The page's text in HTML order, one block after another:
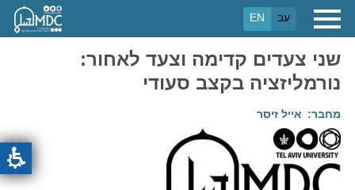
לתוכן
העיקרי
EN עב
שני צעדים קדימה וצעד לאחור:
נורמליזציה בקצב סעודי
מחבר אייל זיסר